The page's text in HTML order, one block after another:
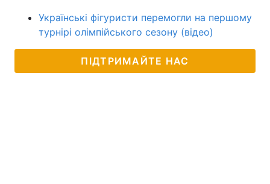
Українські фігуристи перемогли на першому
турнірі олімпійського сезону (відео)
ПІДТРИМАЙТЕ НАС